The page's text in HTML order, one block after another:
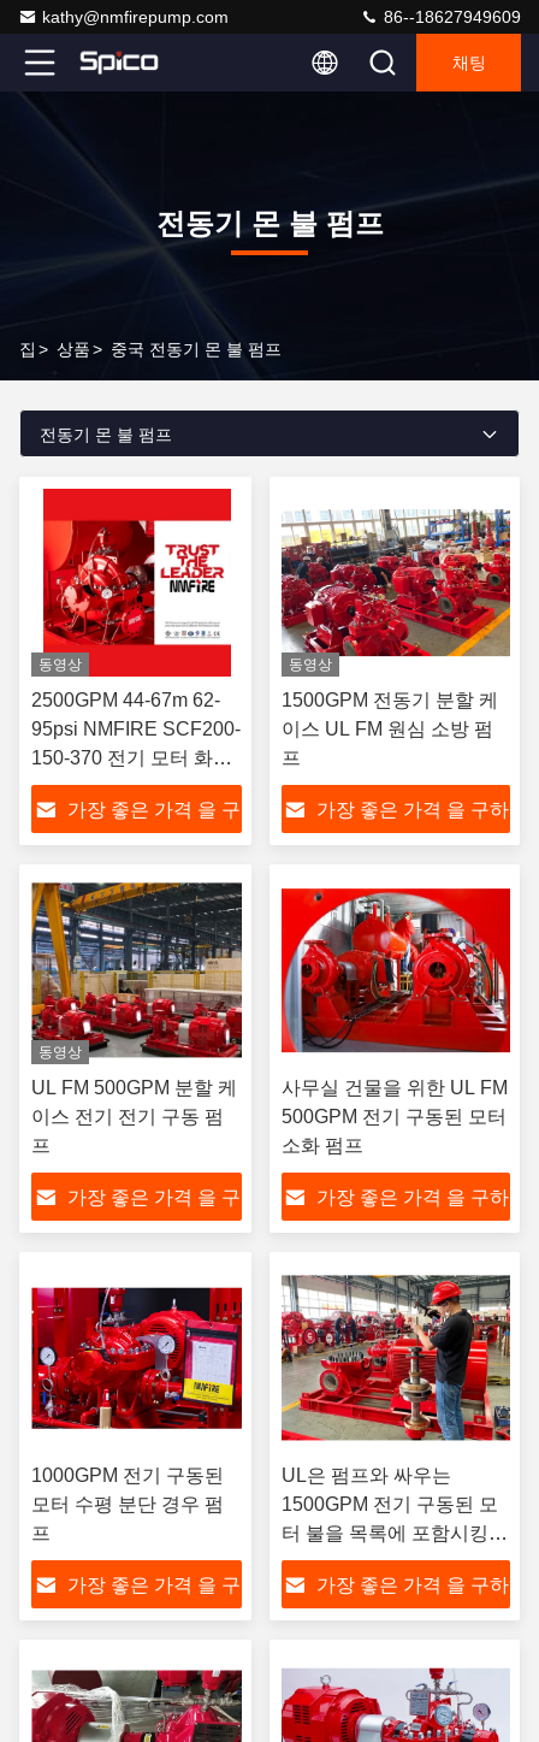
kathy@nmfirepump.com 86--18627949609
채팅
전동기 몬 불 펌프
집 > 상품> 중국 전동기 몬 불 펌프
전동기 몬 불 펌프
동영상
2500GPM 44-67m 62-
95psi NMFIRE SCF200-
150-370 전기 모터 화재
펌프 UL FM 승인 된 화
재 펌프 물 펌프
568M3/H
가장 좋은 가격 을 구
동영상
1500GPM 전동기 분할 케
이스 UL FM 원심 소방 펌
프
가장 좋은 가격 을 구하
동영상
UL FM 500GPM 분할 케
이스 전기 전기 구동 펌
프
가장 좋은 가격 을 구
사무실 건물을 위한 UL FM
500GPM 전기 구동된 모터
소화 펌프
가장 좋은 가격 을 구하
1000GPM 전기 구동된
모터 수평 분단 경우 펌
프
가장 좋은 가격 을 구
UL은 펌프와 싸우는
1500GPM 전기 구동된 모
터 불을 목록에 포함시킹습
니다
가장 좋은 가격 을 구하